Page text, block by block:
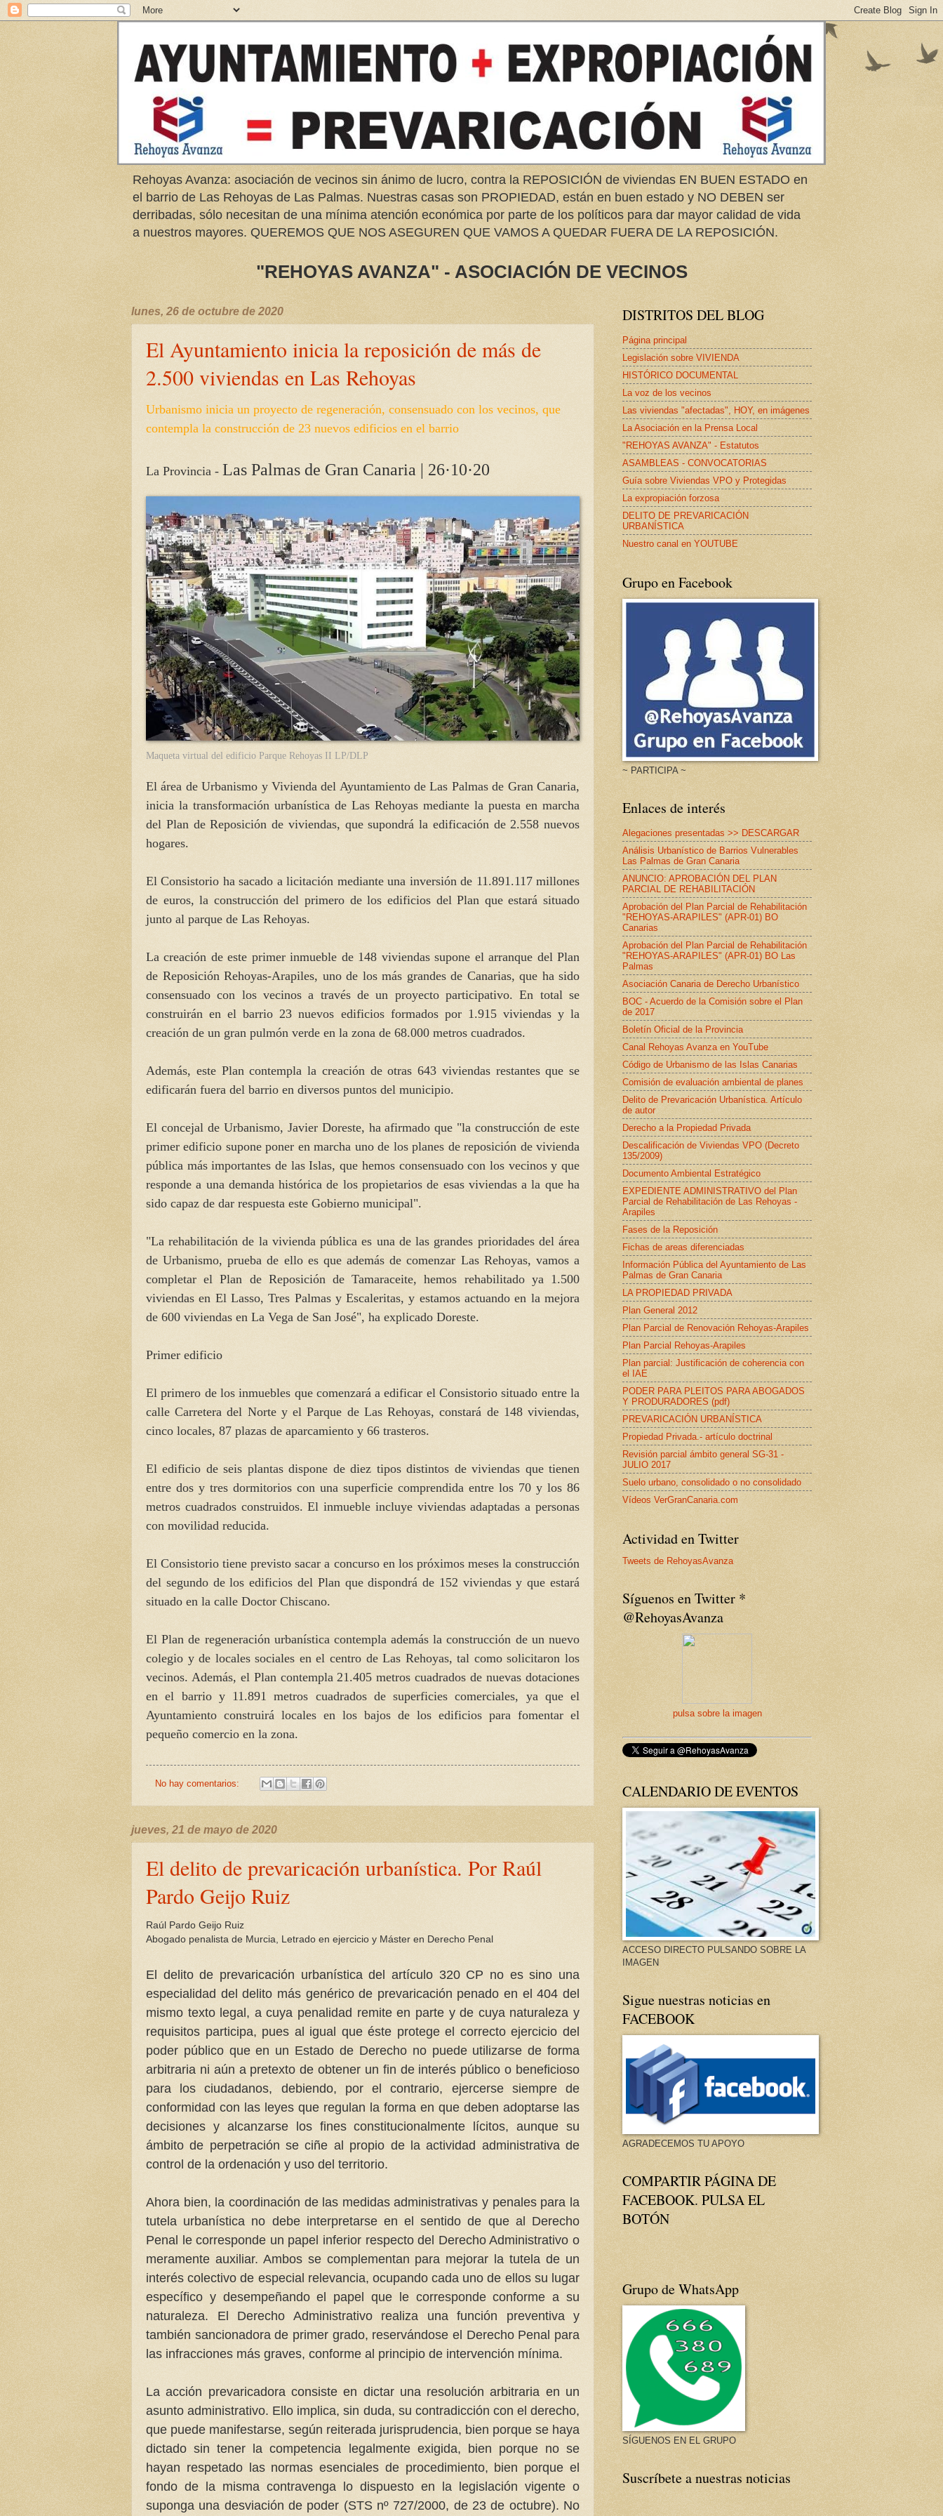
Rehoyas Avanza: asociación de vecinos sin ánimo de lucro, contra la REPOSICIÓN de viviendas EN BUEN ESTADO en
el barrio de Las Rehoyas de Las Palmas. Nuestras casas son PROPIEDAD, están en buen estado y NO DEBEN ser
derribadas, sólo necesitan de una mínima atención económica por parte de los políticos para dar mayor calidad de vida
a nuestros mayores. QUEREMOS QUE NOS ASEGUREN QUE VAMOS A QUEDAR FUERA DE LA REPOSICIÓN.
"REHOYAS AVANZA" - ASOCIACIÓN DE VECINOS
lunes, 26 de octubre de 2020
El Ayuntamiento inicia la reposición de más de
2.500 viviendas en Las Rehoyas
Urbanismo inicia un proyecto de regeneración, consensuado con los vecinos, que
contempla la construcción de 23 nuevos edificios en el barrio
La Provincia - Las Palmas de Gran Canaria | 26·10·20
Maqueta virtual del edificio Parque Rehoyas II LP/DLP
El área de Urbanismo y Vivienda del Ayuntamiento de Las Palmas de Gran Canaria,
inicia la transformación urbanística de Las Rehoyas mediante la puesta en marcha
del Plan de Reposición de viviendas, que supondrá la edificación de 2.558 nuevos
hogares.
El Consistorio ha sacado a licitación mediante una inversión de 11.891.117 millones
de euros, la construcción del primero de los edificios del Plan que estará situado
junto al parque de Las Rehoyas.
La creación de este primer inmueble de 148 viviendas supone el arranque del Plan
de Reposición Rehoyas-Arapiles, uno de los más grandes de Canarias, que ha sido
consensuado con los vecinos a través de un proyecto participativo. En total se
construirán en el barrio 23 nuevos edificios formados por 1.915 viviendas y la
creación de un gran pulmón verde en la zona de 68.000 metros cuadrados.
Además, este Plan contempla la creación de otras 643 viviendas restantes que se
edificarán fuera del barrio en diversos puntos del municipio.
El concejal de Urbanismo, Javier Doreste, ha afirmado que "la construcción de este
primer edificio supone poner en marcha uno de los planes de reposición de vivienda
pública más importantes de las Islas, que hemos consensuado con los vecinos y que
responde a una demanda histórica de los propietarios de esas viviendas a la que ha
sido capaz de dar respuesta este Gobierno municipal".
"La rehabilitación de la vivienda pública es una de las grandes prioridades del área
de Urbanismo, prueba de ello es que además de comenzar Las Rehoyas, vamos a
completar el Plan de Reposición de Tamaraceite, hemos rehabilitado ya 1.500
viviendas en El Lasso, Tres Palmas y Escaleritas, y estamos actuando en la mejora
de 600 viviendas en La Vega de San José", ha explicado Doreste.
Primer edificio
El primero de los inmuebles que comenzará a edificar el Consistorio situado entre la
calle Carretera del Norte y el Parque de Las Rehoyas, constará de 148 viviendas,
cinco locales, 87 plazas de aparcamiento y 66 trasteros.
El edificio de seis plantas dispone de diez tipos distintos de viviendas que tienen
entre dos y tres dormitorios con una superficie comprendida entre los 70 y los 86
metros cuadrados construidos. El inmueble incluye viviendas adaptadas a personas
con movilidad reducida.
El Consistorio tiene previsto sacar a concurso en los próximos meses la construcción
del segundo de los edificios del Plan que dispondrá de 152 viviendas y que estará
situado en la calle Doctor Chiscano.
El Plan de regeneración urbanística contempla además la construcción de un nuevo
colegio y de locales sociales en el centro de Las Rehoyas, tal como solicitaron los
vecinos. Además, el Plan contempla 21.405 metros cuadrados de nuevas dotaciones
en el barrio y 11.891 metros cuadrados de superficies comerciales, ya que el
Ayuntamiento construirá locales en los bajos de los edificios para fomentar el
pequeño comercio en la zona.
No hay comentarios:
jueves, 21 de mayo de 2020
El delito de prevaricación urbanística. Por Raúl
Pardo Geijo Ruiz
Raúl Pardo Geijo Ruiz
Abogado penalista de Murcia, Letrado en ejercicio y Máster en Derecho Penal
El delito de prevaricación urbanística del artículo 320 CP no es sino una
especialidad del delito más genérico de prevaricación penado en el 404 del
mismo texto legal, a cuya penalidad remite en parte y de cuya naturaleza y
requisitos participa, pues al igual que éste protege el correcto ejercicio del
poder público que en un Estado de Derecho no puede utilizarse de forma
arbitraria ni aún a pretexto de obtener un fin de interés público o beneficioso
para los ciudadanos, debiendo, por el contrario, ejercerse siempre de
conformidad con las leyes que regulan la forma en que deben adoptarse las
decisiones y alcanzarse los fines constitucionalmente lícitos, aunque su
ámbito de perpetración se ciñe al propio de la actividad administrativa de
control de la ordenación y uso del territorio.
Ahora bien, la coordinación de las medidas administrativas y penales para la
tutela urbanística no debe interpretarse en el sentido de que al Derecho
Penal le corresponde un papel inferior respecto del Derecho Administrativo o
meramente auxiliar. Ambos se complementan para mejorar la tutela de un
interés colectivo de especial relevancia, ocupando cada uno de ellos su lugar
específico y desempeñando el papel que le corresponde conforme a su
naturaleza. El Derecho Administrativo realiza una función preventiva y
también sancionadora de primer grado, reservándose el Derecho Penal para
las infracciones más graves, conforme al principio de intervención mínima.
La acción prevaricadora consiste en dictar una resolución arbitraria en un
asunto administrativo. Ello implica, sin duda, su contradicción con el derecho,
que puede manifestarse, según reiterada jurisprudencia, bien porque se haya
dictado sin tener la competencia legalmente exigida, bien porque no se
hayan respetado las normas esenciales de procedimiento, bien porque el
fondo de la misma contravenga lo dispuesto en la legislación vigente o
suponga una desviación de poder (STS nº 727/2000, de 23 de octubre). No
DISTRITOS DEL BLOG
Página principal
Legislación sobre VIVIENDA
HISTÓRICO DOCUMENTAL
La voz de los vecinos
Las viviendas "afectadas", HOY, en imágenes
La Asociación en la Prensa Local
"REHOYAS AVANZA" - Estatutos
ASAMBLEAS - CONVOCATORIAS
Guía sobre Viviendas VPO y Protegidas
La expropiación forzosa
DELITO DE PREVARICACIÓN
URBANÍSTICA
Nuestro canal en YOUTUBE
Grupo en Facebook
~ PARTICIPA ~
Enlaces de interés
Alegaciones presentadas >> DESCARGAR
Análisis Urbanístico de Barrios Vulnerables
Las Palmas de Gran Canaria
ANUNCIO: APROBACIÓN DEL PLAN
PARCIAL DE REHABILITACIÓN
Aprobación del Plan Parcial de Rehabilitación
"REHOYAS-ARAPILES" (APR-01) BO
Canarias
Aprobación del Plan Parcial de Rehabilitación
"REHOYAS-ARAPILES" (APR-01) BO Las
Palmas
Asociación Canaria de Derecho Urbanístico
BOC - Acuerdo de la Comisión sobre el Plan
de 2017
Boletín Oficial de la Provincia
Canal Rehoyas Avanza en YouTube
Código de Urbanismo de las Islas Canarias
Comisión de evaluación ambiental de planes
Delito de Prevaricación Urbanística. Artículo
de autor
Derecho a la Propiedad Privada
Descalificación de Viviendas VPO (Decreto
135/2009)
Documento Ambiental Estratégico
EXPEDIENTE ADMINISTRATIVO del Plan
Parcial de Rehabilitación de Las Rehoyas -
Arapiles
Fases de la Reposición
Fichas de areas diferenciadas
Información Pública del Ayuntamiento de Las
Palmas de Gran Canaria
LA PROPIEDAD PRIVADA
Plan General 2012
Plan Parcial de Renovación Rehoyas-Arapiles
Plan Parcial Rehoyas-Arapiles
Plan parcial: Justificación de coherencia con
el IAE
PODER PARA PLEITOS PARA ABOGADOS
Y PRODURADORES (pdf)
PREVARICACIÓN URBANÍSTICA
Propiedad Privada.- artículo doctrinal
Revisión parcial ámbito general SG-31 -
JULIO 2017
Suelo urbano, consolidado o no consolidado
Vídeos VerGranCanaria.com
Actividad en Twitter
Tweets de RehoyasAvanza
Síguenos en Twitter *
@RehoyasAvanza
pulsa sobre la imagen
CALENDARIO DE EVENTOS
ACCESO DIRECTO PULSANDO SOBRE LA
IMAGEN
Sigue nuestras noticias en
FACEBOOK
AGRADECEMOS TU APOYO
COMPARTIR PÁGINA DE
FACEBOOK. PULSA EL
BOTÓN
Grupo de WhatsApp
SÍGUENOS EN EL GRUPO
Suscríbete a nuestras noticias